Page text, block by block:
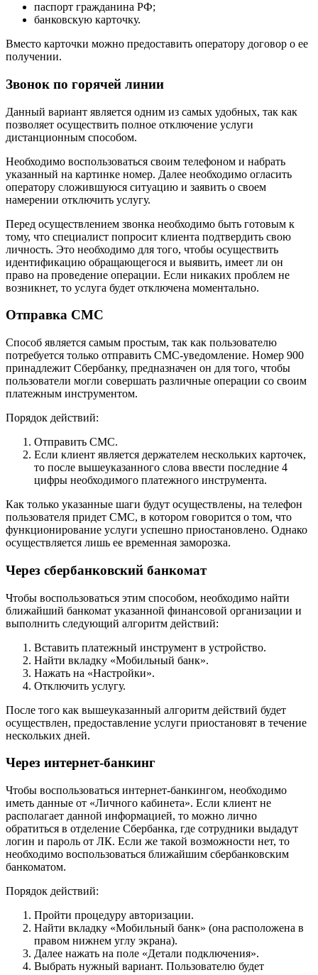
паспорт гражданина РФ;
банковскую карточку.
Вместо карточки можно предоставить оператору договор о ее
получении.
Звонок по горячей линии
Данный вариант является одним из самых удобных, так как
позволяет осуществить полное отключение услуги
дистанционным способом.
Необходимо воспользоваться своим телефоном и набрать
указанный на картинке номер. Далее необходимо огласить
оператору сложившуюся ситуацию и заявить о своем
намерении отключить услугу.
Перед осуществлением звонка необходимо быть готовым к
тому, что специалист попросит клиента подтвердить свою
личность. Это необходимо для того, чтобы осуществить
идентификацию обращающегося и выявить, имеет ли он
право на проведение операции. Если никаких проблем не
возникнет, то услуга будет отключена моментально.
Отправка СМС
Способ является самым простым, так как пользователю
потребуется только отправить СМС-уведомление. Номер 900
принадлежит Сбербанку, предназначен он для того, чтобы
пользователи могли совершать различные операции со своим
платежным инструментом.
Порядок действий:
Отправить СМС.
Если клиент является держателем нескольких карточек,
то после вышеуказанного слова ввести последние 4
цифры необходимого платежного инструмента.
Как только указанные шаги будут осуществлены, на телефон
пользователя придет СМС, в котором говорится о том, что
функционирование услуги успешно приостановлено. Однако
осуществляется лишь ее временная заморозка.
Через сбербанковский банкомат
Чтобы воспользоваться этим способом, необходимо найти
ближайший банкомат указанной финансовой организации и
выполнить следующий алгоритм действий:
Вставить платежный инструмент в устройство.
Найти вкладку «Мобильный банк».
Нажать на «Настройки».
Отключить услугу.
После того как вышеуказанный алгоритм действий будет
осуществлен, предоставление услуги приостановят в течение
нескольких дней.
Через интернет-банкинг
Чтобы воспользоваться интернет-банкингом, необходимо
иметь данные от «Личного кабинета». Если клиент не
располагает данной информацией, то можно лично
обратиться в отделение Сбербанка, где сотрудники выдадут
логин и пароль от ЛК. Если же такой возможности нет, то
необходимо воспользоваться ближайшим сбербанковским
банкоматом.
Порядок действий:
Пройти процедуру авторизации.
Найти вкладку «Мобильный банк» (она расположена в
правом нижнем углу экрана).
Далее нажать на поле «Детали подключения».
Выбрать нужный вариант. Пользователю будет